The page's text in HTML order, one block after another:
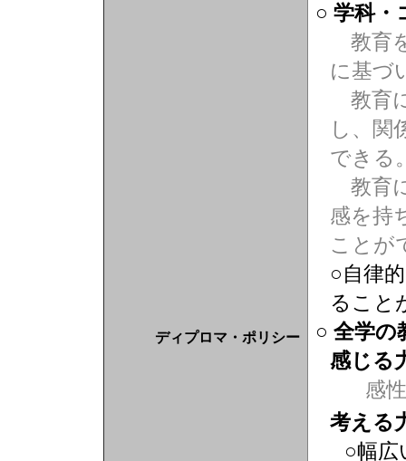
ディプロマ・ポリシー
○ 学科・
教育
に基づ
教育
し、関
できる
教育
感を持
ことが
○自律
ること
○ 全学の
感じる
感性
考える
○幅広